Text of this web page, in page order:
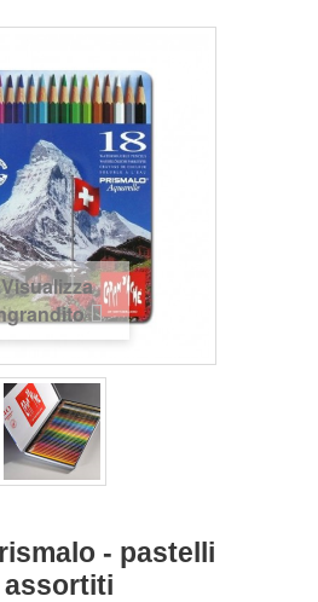
Visualizza
- pastelli
assortiti